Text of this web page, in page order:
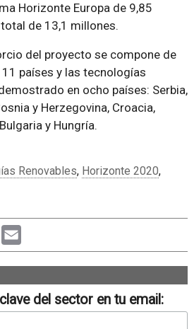
Horizonte Europa de 9,85
de 13,1 millones.
del proyecto se compone de
países y las tecnologías
en ocho países: Serbia,
y Herzegovina, Croacia,
y Hungría.
Renovables, Horizonte 2020,
Pinterest
del sector en tu email: